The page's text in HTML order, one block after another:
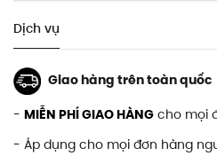
Dịch vụ
Giao hàng trên toàn quốc
- MIỄN PHÍ GIAO HÀNG cho mọi
- Áp dụng cho mọi đơn hàng